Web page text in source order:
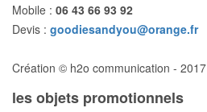
Mobile : 06 43 66 93 92
Devis : goodiesandyou@orange.fr
Création © h2o communication - 2017
les objets promotionnels